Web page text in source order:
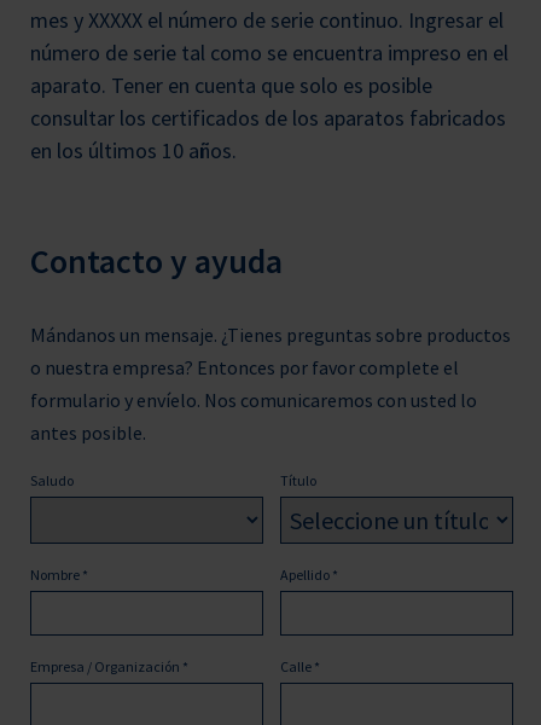
mes y XXXXX el número de serie continuo. Ingresar el
número de serie tal como se encuentra impreso en el
aparato. Tener en cuenta que solo es posible
consultar los certificados de los aparatos fabricados
en los últimos 10 años.
Contacto y ayuda
Mándanos un mensaje. ¿Tienes preguntas sobre productos
o nuestra empresa? Entonces por favor complete el
formulario y envíelo. Nos comunicaremos con usted lo
antes posible.
Saludo Título
Nombre * Apellido *
Empresa / Organización * Calle *